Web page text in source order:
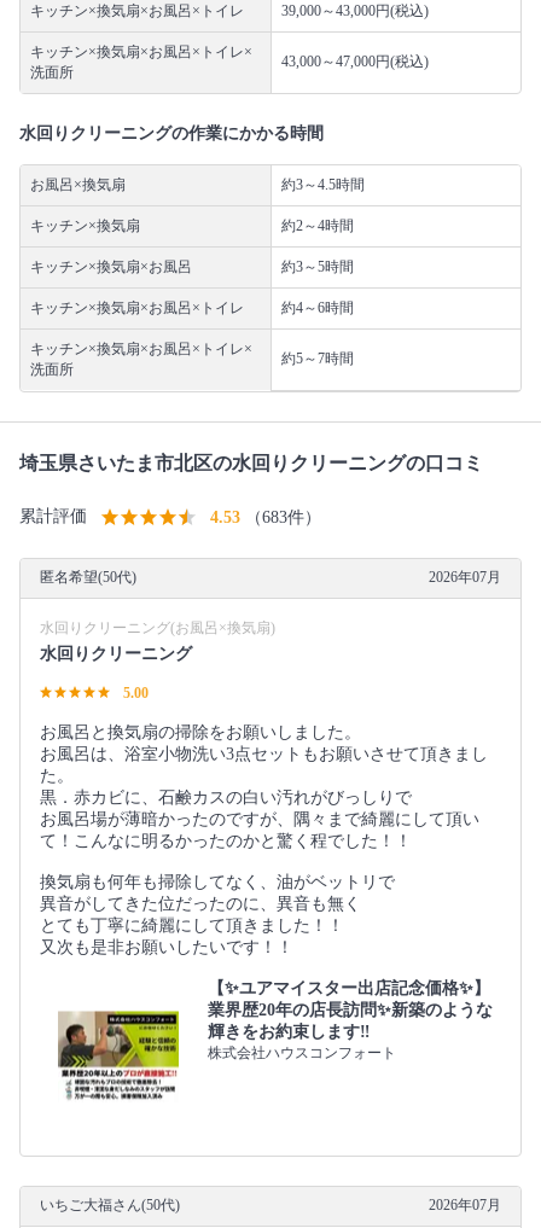
キッチン×換気扇×お風呂×トイレ 39,000～43,000円(税込)
キッチン×換気扇×お風呂×トイレ×
洗面所
43,000～47,000円(税込)
水回りクリーニングの作業にかかる時間
お風呂×換気扇 約3～4.5時間
キッチン×換気扇 約2～4時間
キッチン×換気扇×お風呂 約3～5時間
キッチン×換気扇×お風呂×トイレ 約4～6時間
キッチン×換気扇×お風呂×トイレ×
洗面所
約5～7時間
埼玉県さいたま市北区の水回りクリーニングの口コミ
累計評価 4.53 （683件）
匿名希望(50代) 2026年07月
水回りクリーニング(お風呂×換気扇)
水回りクリーニング
5.00
お風呂と換気扇の掃除をお願いしました。
お風呂は、浴室小物洗い3点セットもお願いさせて頂きまし
た。
黒．赤カビに、石鹸カスの白い汚れがびっしりで
お風呂場が薄暗かったのですが、隅々まで綺麗にして頂い
て！こんなに明るかったのかと驚く程でした！！
換気扇も何年も掃除してなく、油がベットリで
異音がしてきた位だったのに、異音も無く
とても丁寧に綺麗にして頂きました！！
又次も是非お願いしたいです！！
【✨ユアマイスター出店記念価格✨】
業界歴20年の店長訪問✨新築のような
輝きをお約束します‼️
株式会社ハウスコンフォート
いちご大福さん(50代) 2026年07月